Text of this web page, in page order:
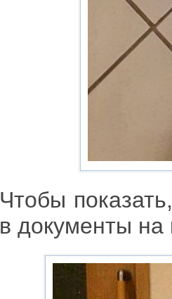
Чтобы
в документы на